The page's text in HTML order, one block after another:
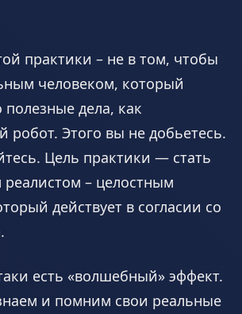
практики – не в том, чтобы
человеком, который
полезные дела, как
робот. Этого вы не добьетесь.
Цель практики — стать
– целостным
действует в согласии со
есть «волшебный» эффект.
и помним свои реальные